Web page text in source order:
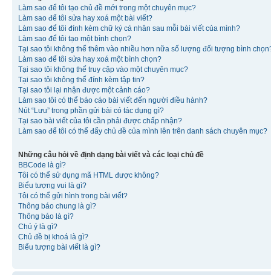
Làm sao để tôi tạo chủ đề mới trong một chuyên mục?
Làm sao để tôi sửa hay xoá một bài viết?
Làm sao để tôi đính kèm chữ ký cá nhân sau mỗi bài viết của mình?
Làm sao để tôi tạo một bình chọn?
Tại sao tôi không thể thêm vào nhiều hơn nữa số lượng đối tượng bình
Làm sao để tôi sửa hay xoá một bình chọn?
Tại sao tôi không thể truy cập vào một chuyên mục?
Tại sao tôi không thể đính kèm tập tin?
Tại sao tôi lại nhận được một cảnh cáo?
Làm sao tôi có thể báo cáo bài viết đến người điều hành?
Nút “Lưu” trong phần gửi bài có tác dụng gì?
Tại sao bài viết của tôi cần phải được chấp nhận?
Làm sao để tôi có thể đẩy chủ đề của mình lên trên danh sách chuyên mục?
Những câu hỏi về định dạng bài viết và các loại chủ đề
BBCode là gì?
Tôi có thể sử dụng mã HTML được không?
Biểu tượng vui là gì?
Tôi có thể gửi hình trong bài viết?
Thông báo chung là gì?
Thông báo là gì?
Chú ý là gì?
Chủ đề bị khoá là gì?
Biểu tượng bài viết là gì?